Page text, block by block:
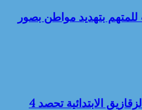
10 سنوات للمتهم بتهديد مواطن بصور
لأول مرة.. محكمة شمال الزقازيق الابتدائية تحصد 4